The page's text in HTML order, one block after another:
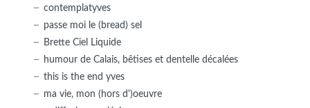
contemplatyves
passe moi le (bread) sel
Brette Ciel Liquide
humour de Calais, bêtises et dentelle décalées
this is the end yves
ma vie, mon (hors d')oeuvre